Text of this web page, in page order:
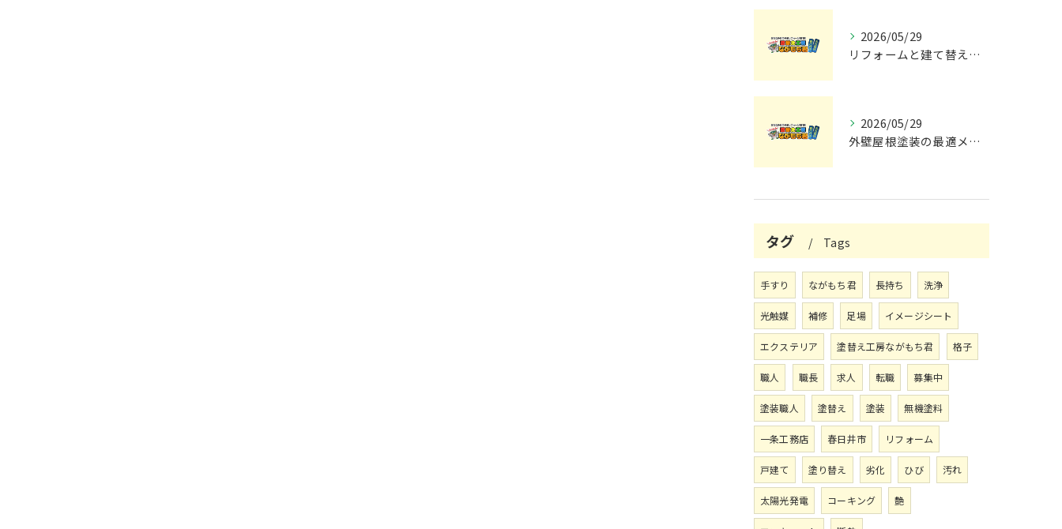
2026/05/29
リフォームと建て替えの費用と注意点完全解説
2026/05/29
外壁屋根塗装の最適メンテナンス時期
タグ Tags
手すり ながもち君 長持ち 洗浄
光触媒 補修 足場 イメージシート
エクステリア 塗替え工房ながもち君 格子
職人 職長 求人 転職 募集中
塗装職人 塗替え 塗装 無機塗料
一条工務店 春日井市 リフォーム
戸建て 塗り替え 劣化 ひび 汚れ
太陽光発電 コーキング 艶